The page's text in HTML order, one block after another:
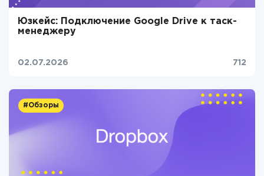
Юзкейс: Подключение Google Drive к таск-
менеджеру
02.07.2026 712
#Обзоры